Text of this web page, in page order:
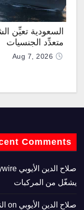
السعودية تعيِّن
متعدِّد الجنسيات
Aug 7, 2026
Comments
صلاح الدين الأيوبي
يشغّل من المركبات
صلاح الدين الأيوبي